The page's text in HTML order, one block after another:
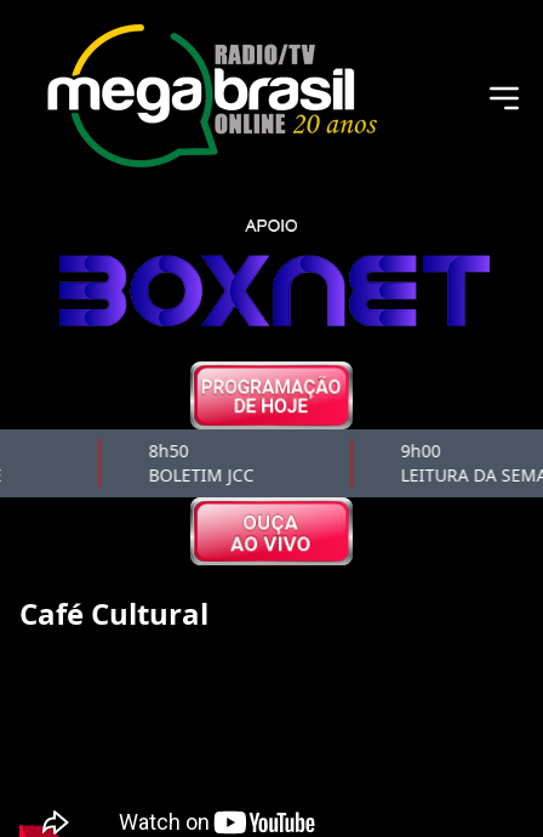
8h50
BOLETIM JCC
9h00
LEITURA DA
Café Cultural